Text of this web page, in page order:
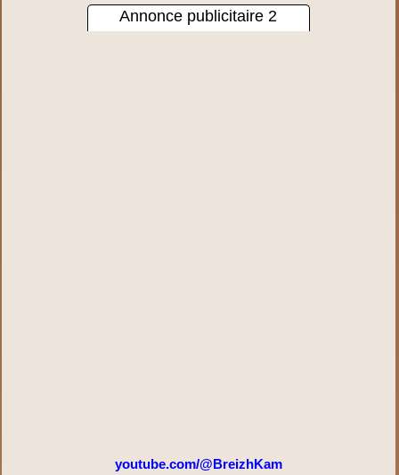
Annonce publicitaire 2
youtube.com/@BreizhKam